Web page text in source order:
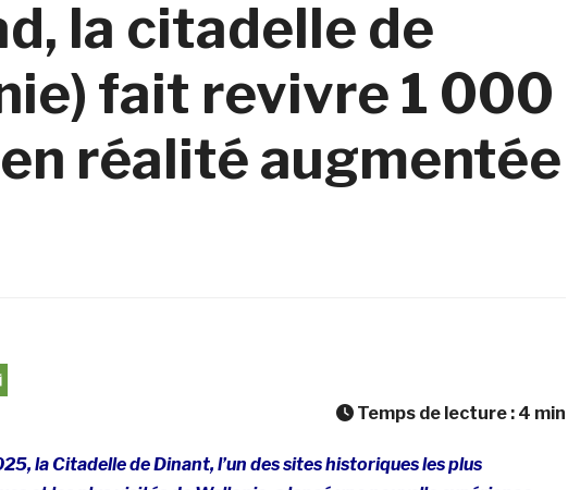
la citadelle de
fait revivre 1 000
réalité augmentée
Temps de lecture : 4 min
la Citadelle de Dinant, l’un des sites historiques les plus